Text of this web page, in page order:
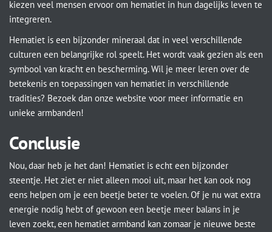
kiezen veel mensen ervoor om hematiet in hun dagelijks leven te
integreren.
Hematiet is een bijzonder mineraal dat in veel verschillende
culturen een belangrijke rol speelt. Het wordt vaak gezien als een
symbool van kracht en bescherming. Wil je meer leren over de
betekenis en toepassingen van hematiet in verschillende
tradities? Bezoek dan onze website voor meer informatie en
unieke armbanden!
Conclusie
Nou, daar heb je het dan! Hematiet is echt een bijzonder
steentje. Het ziet er niet alleen mooi uit, maar het kan ook nog
eens helpen om je een beetje beter te voelen. Of je nu wat extra
energie nodig hebt of gewoon een beetje meer balans in je
leven zoekt, een hematiet armband kan zomaar je nieuwe beste